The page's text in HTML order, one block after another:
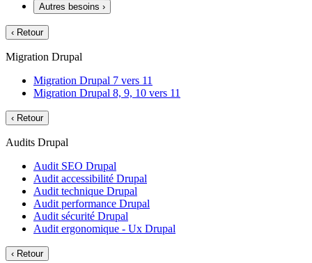
Autres besoins ›
‹ Retour
Migration Drupal
Migration Drupal 7 vers 11
Migration Drupal 8, 9, 10 vers 11
‹ Retour
Audits Drupal
Audit SEO Drupal
Audit accessibilité Drupal
Audit technique Drupal
Audit performance Drupal
Audit sécurité Drupal
Audit ergonomique - Ux Drupal
‹ Retour